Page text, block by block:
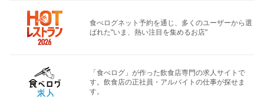
食べログネット予約を通じ、多くのユーザーから選
ばれた"いま、熱い注目を集めるお店"
「食べログ」が作った飲食店専門の求人サイトで
す。飲食店の正社員・アルバイトの仕事が探せま
す。